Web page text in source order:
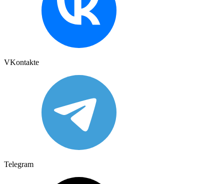
VKontakte
Telegram